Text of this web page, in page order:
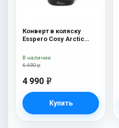
Конверт в коляску
Esspero Cosy Arctic
6 690 р
4 990 e
Купить
В наличии